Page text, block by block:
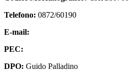
Telefono: 0872/60190
E-mail:
PEC:
DPO: Guido Palladino